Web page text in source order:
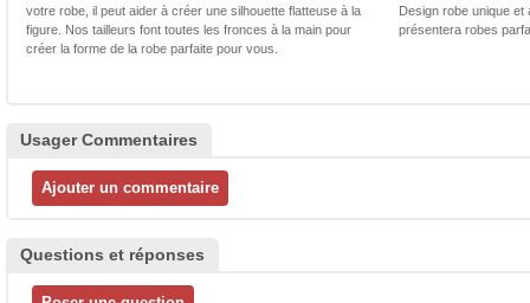
votre robe, il peut aider à créer une silhouette flatteuse à la
figure. Nos tailleurs font toutes les fronces à la main pour
créer la forme de la robe parfaite pour vous.
Design robe unique et
présentera robes
Usager Commentaires
Questions et réponses